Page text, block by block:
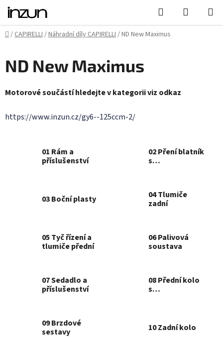
Přejít
obsah
Hledat
KOŠÍK
Domů
/CAPIRELLI/Náhradní díly CAPIRELLI/ND New Maximus
ND New Maximus
Motorové součástí hledejte v kategorii viz odkaz
https://www.inzun.cz/gy6--125ccm-2/
01 Rám a
příslušenství
02 Pření blatník
s
03 Boční plasty
04 Tlumiče
zadní
05 Tyč řízení a
tlumiče přední
06 Palivová
soustava
07 Sedadlo a
příslušenství
08 Přední kolo
s
09 Brzdové
sestavy
10 Zadní kolo